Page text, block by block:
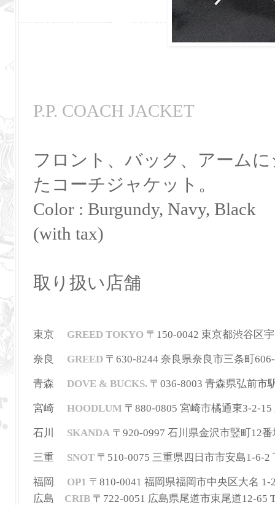
P.P. COACH JACKET
フロント、バック、アーム
たコーチジャケット。
Color : Burgundy, Navy,
(with tax)
取り扱い店舗
東京 GREED TOKYO 〒150-0042 東京都渋谷区
奈良 GREED 〒630-8244 奈良県奈良市三条町
青森 DOVE & BUCKS. 〒036-8003 青森県弘前市
宮崎 HOODLUM 〒880-0805 宮崎市橘通東3-2-
石川 SKANDA 〒920-0997 石川県金沢市竪町12
三重 SNOT 〒510-0075 三重県四日市市安島1-6-2
福岡 OP1 〒810-0041 福岡県福岡市中央区大名
広島 CRIB 〒722-0051 広島県尾道市東尾道12-65